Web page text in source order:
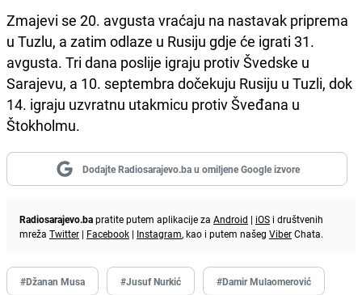
Zmajevi se 20. avgusta vraćaju na nastavak priprema
u Tuzlu, a zatim odlaze u Rusiju gdje će igrati 31.
avgusta. Tri dana poslije igraju protiv Švedske u
Sarajevu, a 10. septembra dočekuju Rusiju u Tuzli, dok
14. igraju uzvratnu utakmicu protiv Šveđana u
Štokholmu.
Dodajte Radiosarajevo.ba u omiljene Google izvore
Radiosarajevo.bapratite putem aplikacije za Android | iOS i društvenih
mreža Twitter | Facebook | Instagram, kao i putem našeg ViberChata.
#Džanan Musa #Jusuf Nurkić #Damir Mulaomerović